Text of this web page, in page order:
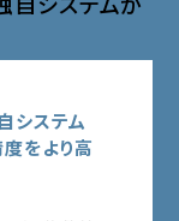
システム
をより高